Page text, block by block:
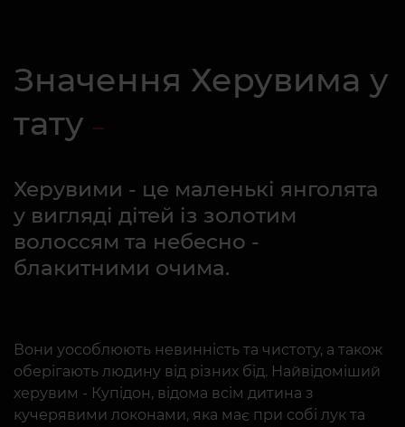
Значення Херувима у
тату
Херувими - це маленькі янголята
у вигляді дітей із золотим
волоссям та небесно -
блакитними очима.
Вони уособлюють невинність та чистоту, а також
оберігають людину від різних бід. Найвідоміший
херувим - Купідон, відома всім дитина з
кучерявими локонами, яка має при собі лук та